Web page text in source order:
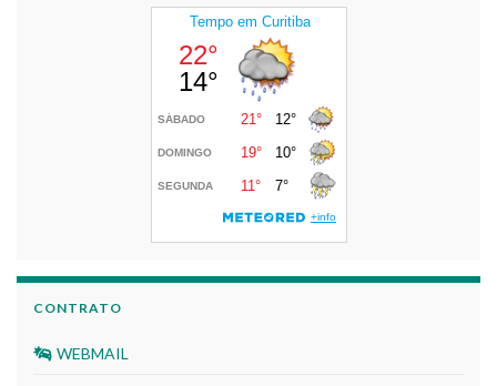
CONTRATO
WEBMAIL